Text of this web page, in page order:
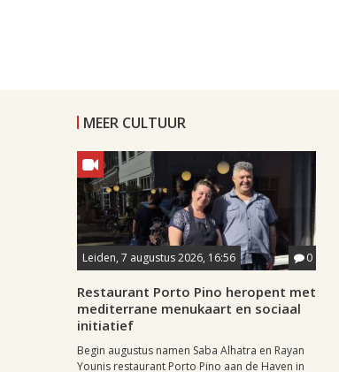
MEER CULTUUR
Leiden, 7 augustus 2026, 16:56 0
Restaurant Porto Pino heropent met
mediterrane menukaart en sociaal
initiatief
Begin augustus namen Saba Alhatra en Rayan
Younis restaurant Porto Pino aan de Haven in